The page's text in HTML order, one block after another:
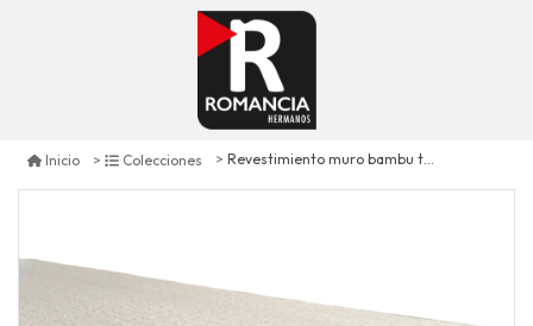
Inicio Colecciones Revestimiento muro bambu teca imperial - hc-212